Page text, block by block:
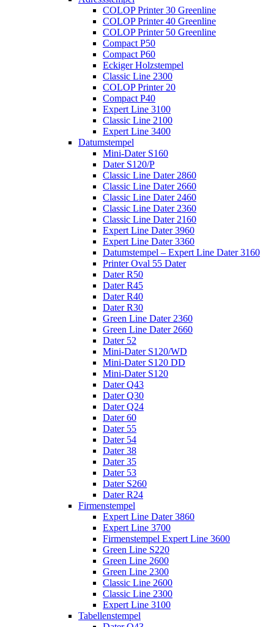
COLOP Printer 30 Greenline
COLOP Printer 40 Greenline
COLOP Printer 50 Greenline
Compact P50
Compact P60
Eckiger Holzstempel
Classic Line 2300
COLOP Printer 20
Compact P40
Expert Line 3100
Classic Line 2100
Expert Line 3400
Datumstempel
Mini-Dater S160
Dater S120/P
Classic Line Dater 2860
Classic Line Dater 2660
Classic Line Dater 2460
Classic Line Dater 2360
Classic Line Dater 2160
Expert Line Dater 3960
Expert Line Dater 3360
Datumstempel – Expert Line Dater 3160
Printer Oval 55 Dater
Dater R50
Dater R45
Dater R40
Dater R30
Green Line Dater 2360
Green Line Dater 2660
Dater 52
Mini-Dater S120/WD
Mini-Dater S120 DD
Mini-Dater S120
Dater Q43
Dater Q30
Dater Q24
Dater 60
Dater 55
Dater 54
Dater 38
Dater 35
Dater 53
Dater S260
Dater R24
Firmenstempel
Expert Line Dater 3860
Expert Line 3700
Firmenstempel Expert Line 3600
Green Line S220
Green Line 2600
Green Line 2300
Classic Line 2600
Classic Line 2300
Expert Line 3100
Tabellenstempel